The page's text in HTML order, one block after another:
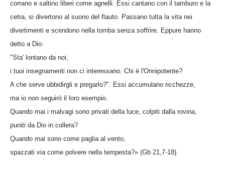
corrano e saltino liberi come agnelli. Essi cantano con il tamburo e la
cetra, si divertono al suono del flauto. Passano tutta la vita nei
divertimenti e scendono nella tomba senza soffrire. Eppure hanno
detto a Dio:
"Sta' lontano da noi,
i tuoi insegnamenti non ci interessano. Chi è l'Onnipotente?
A che serve ubbidirgli e pregarlo?". Essi accumulano ricchezze,
ma io non seguirò il loro esempio.
Quando mai i malvagi sono privati della luce, colpiti dalla rovina,
puniti da Dio in collera?
Quando mai sono come paglia al vento,
spazzati via come polvere nella tempesta?» (Gb 21,7-18).